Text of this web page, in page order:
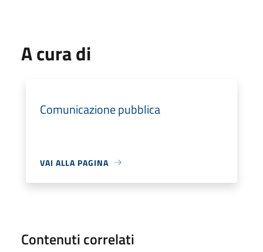
A cura di
Comunicazione pubblica
VAI ALLA PAGINA
Contenuti correlati